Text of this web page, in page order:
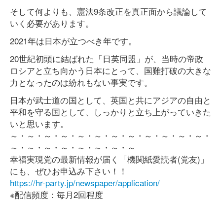
そして何よりも、憲法9条改正を真正面から議論して
いく必要があります。
2021年は日本が立つべき年です。
20世紀初頭に結ばれた「日英同盟」が、当時の帝政
ロシアと立ち向かう日本にとって、国難打破の大きな
力となったのは紛れもない事実です。
日本が武士道の国として、英国と共にアジアの自由と
平和を守る国として、しっかりと立ち上がっていきた
いと思います。
～・～・～・～・～・～・～・～・～・～・～・～・
～・～・～・～・～・～・～・～
幸福実現党の最新情報が届く「機関紙愛読者(党友)」
にも、ぜひお申込み下さい！！
https://hr-party.jp/newspaper/application/
※配信頻度：毎月2回程度